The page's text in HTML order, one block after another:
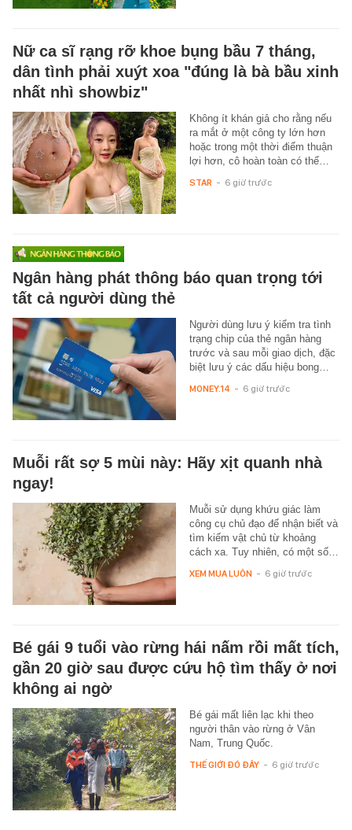
Nữ ca sĩ rạng rỡ khoe bụng bầu 7 tháng,
dân tình phải xuýt xoa "đúng là bà bầu xinh
nhất nhì showbiz"
Không ít khán giả cho rằng nếu
ra mắt ở một công ty lớn hơn
hoặc trong một thời điểm thuận
lợi hơn, cô hoàn toàn có thể…
STAR - 6 giờ trước
Ngân hàng phát thông báo quan trọng tới
tất cả người dùng thẻ
Người dùng lưu ý kiểm tra tình
trạng chip của thẻ ngân hàng
trước và sau mỗi giao dịch, đặc
biệt lưu ý các dấu hiệu bong…
MONEY.14 - 6 giờ trước
Muỗi rất sợ 5 mùi này: Hãy xịt quanh nhà
ngay!
Muỗi sử dụng khứu giác làm
công cụ chủ đạo để nhận biết và
tìm kiếm vật chủ từ khoảng
cách xa. Tuy nhiên, có một số…
XEM MUA LUÔN - 6 giờ trước
Bé gái 9 tuổi vào rừng hái nấm rồi mất tích,
gần 20 giờ sau được cứu hộ tìm thấy ở nơi
không ai ngờ
Bé gái mất liên lạc khi theo
người thân vào rừng ở Vân
Nam, Trung Quốc.
THẾ GIỚI ĐÓ ĐÂY - 6 giờ trước